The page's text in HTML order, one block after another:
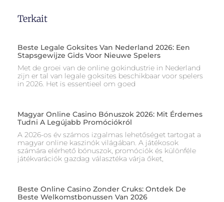
Terkait
Beste Legale Goksites Van Nederland 2026: Een
Stapsgewijze Gids Voor Nieuwe Spelers
Met de groei van de online gokindustrie in Nederland
zijn er tal van legale goksites beschikbaar voor spelers
in 2026. Het is essentieel om goed
Magyar Online Casino Bónuszok 2026: Mit Érdemes
Tudni A Legújabb Promóciókról
A 2026-os év számos izgalmas lehetőséget tartogat a
magyar online kaszinók világában. A játékosok
számára elérhető bónuszok, promóciók és különféle
játékvarációk gazdag választéka várja őket,
Beste Online Casino Zonder Cruks: Ontdek De
Beste Welkomstbonussen Van 2026